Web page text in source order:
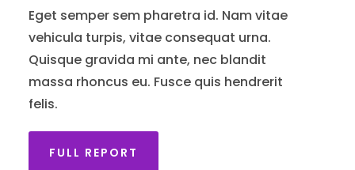
Eget semper sem pharetra id. Nam vitae
vehicula turpis, vitae consequat urna.
Quisque gravida mi ante, nec blandit
massa rhoncus eu. Fusce quis hendrerit
felis.
FULL REPORT